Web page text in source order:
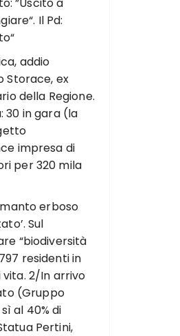
Il Pd:
addio
Storace, ex
della Regione.
30 in gara (la
impresa di
per 320 mila
erboso
Sul
“biodiversità
residenti in
vita. 2/In arrivo
(Gruppo
al 40% di
Pertini,